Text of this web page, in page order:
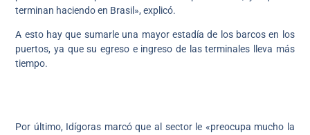
terminan haciendo en Brasil», explicó.
A esto hay que sumarle una mayor estadía de los barcos en los
puertos, ya que su egreso e ingreso de las terminales lleva más
tiempo.
Por último, Idígoras marcó que al sector le «preocupa mucho la